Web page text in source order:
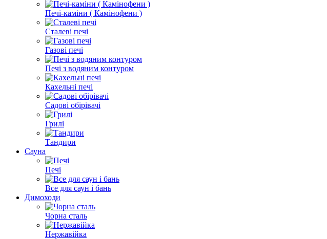
Печі-каміни ( Камінофени )
Сталеві печі
Газові печі
Печі з водяним контуром
Кахельні печі
Садові обірівачі
Грилі
Тандири
Сауна
Печі
Все для саун і бань
Димоходи
Чорна сталь
Нержавійка